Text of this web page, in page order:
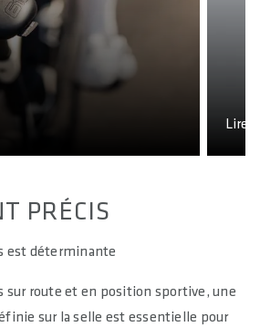
Lire
PRÉCIS
est déterminante
sur route et en position sportive, une
sur la selle est essentielle pour